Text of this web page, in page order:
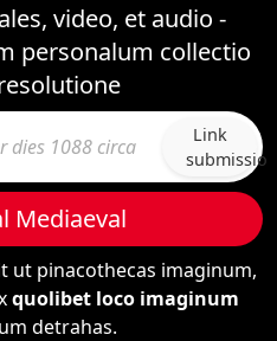
video, et audio -
personalum collectio
Link
submissio
Mediaeval
pinacothecas imaginum,
quolibet loco imaginum
detrahas.